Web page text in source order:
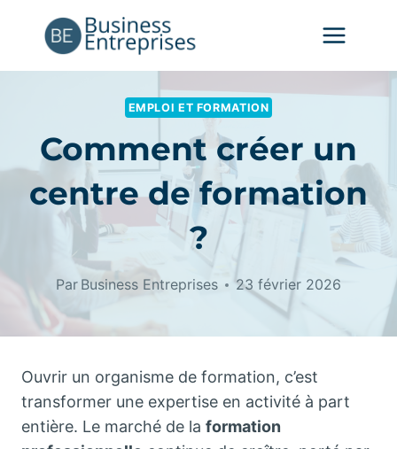
EMPLOI ET FORMATION
Comment créer un
centre de formation
?
Par Business Entreprises 23 février 2026
Ouvrir un organisme de formation, c’est
transformer une expertise en activité à part
entière. Le marché de la formation